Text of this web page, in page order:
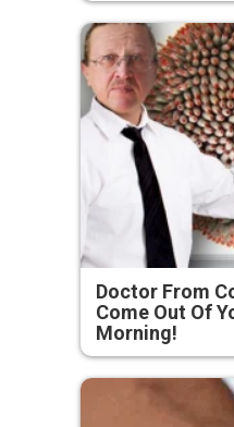
Doctor From
Come Out Of
Morning!